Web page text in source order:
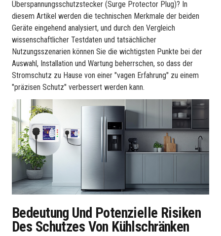
Überspannungsschutzstecker (Surge Protector Plug)? In
diesem Artikel werden die technischen Merkmale der beiden
Geräte eingehend analysiert, und durch den Vergleich
wissenschaftlicher Testdaten und tatsächlicher
Nutzungsszenarien können Sie die wichtigsten Punkte bei der
Auswahl, Installation und Wartung beherrschen, so dass der
Stromschutz zu Hause von einer "vagen Erfahrung" zu einem
"präzisen Schutz" verbessert werden kann.
Bedeutung Und Potenzielle Risiken
Des Schutzes Von Kühlschränken